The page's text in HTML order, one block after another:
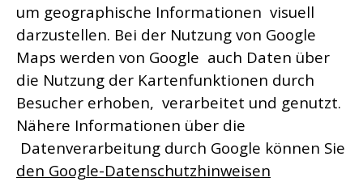
um geographische Informationen visuell
darzustellen. Bei der Nutzung von Google
Maps werden von Google auch Daten über
die Nutzung der Kartenfunktionen durch
Besucher erhoben, verarbeitet und genutzt.
Nähere Informationen über die
Datenverarbeitung durch Google können Sie
den Google-Datenschutzhinweisen